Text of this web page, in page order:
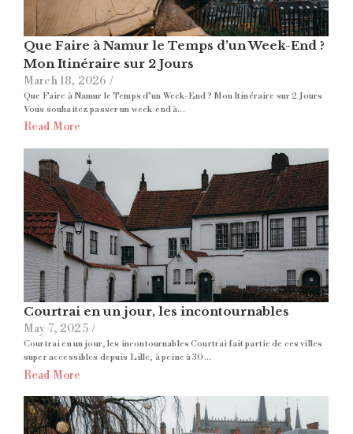
Que Faire à Namur le Temps d’un Week-End ?
Mon Itinéraire sur 2 Jours
March 18, 2026 /
Que Faire à Namur le Temps d’un Week-End ? Mon Itinéraire sur 2 Jours
Vous souhaitez passer un week-end à...
Read More
Courtrai en un jour, les incontournables
May 7, 2025 /
Courtrai en un jour, les incontournables Courtrai fait partie de ces villes
super accessibles depuis Lille, à peine à 30...
Read More